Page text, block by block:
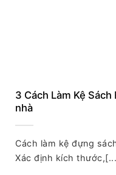
3 Cách Làm Kệ
nhà
Cách làm kệ đựng
Xác định kích